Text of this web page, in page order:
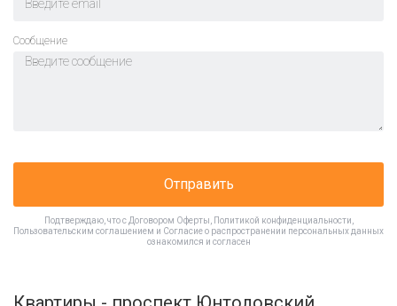
Cообщение
Отправить
Подтверждаю, что с Договором Оферты Политикой конфиденциальности
Пользовательским соглашением и Согласие о распространении персональных данных
ознакомился и согласен